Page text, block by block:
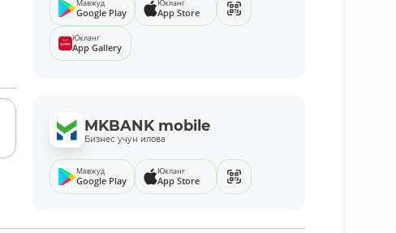
Мавжуд
Google Play
Юкланг
App Store
Юкланг
App Gallery
MKBANK mobile
Бизнес учун илова
Мавжуд
Google Play
Юкланг
App Store